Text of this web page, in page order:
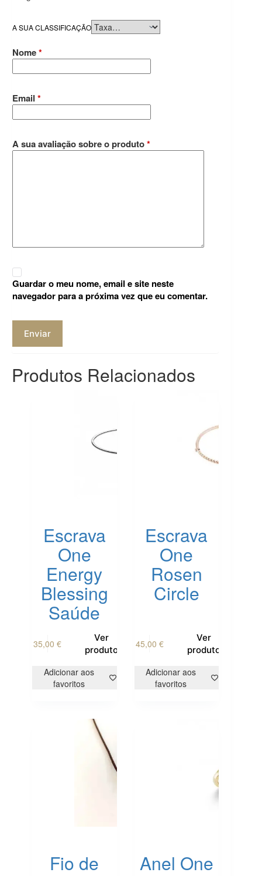
A SUA CLASSIFICAÇÃO
Nome*
Email *
A sua avaliação sobre o produto*
Guardar o meu nome, email e site neste
navegador para a próxima vez que eu comentar.
Enviar
Produtos Relacionados
Escrava
One
Energy
Blessing
Saúde
35,00€
Ver
produto
Adicionar aos
favoritos
Escrava
One
Rosen
Circle
45,00 €
Ver
produto
Adicionar aos
favoritos
Fio de Anel One